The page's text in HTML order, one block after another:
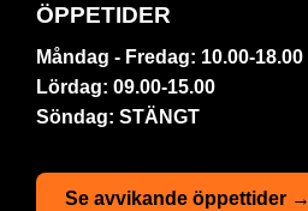
ÖPPETIDER
Måndag - Fredag: 10.00-18.00
Lördag: 09.00-15.00
Söndag: STÄNGT
Se avvikande öppettider →